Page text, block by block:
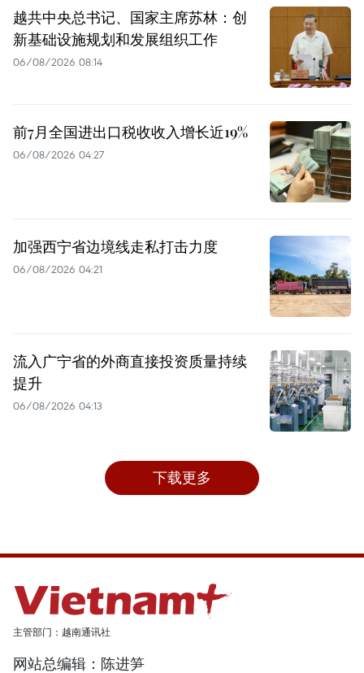
越共中央总书记、国家主席苏林：创
新基础设施规划和发展组织工作
06/08/2026 08:14
前7月全国进出口税收收入增长近19%
06/08/2026 04:27
加强西宁省边境线走私打击力度
06/08/2026 04:21
流入广宁省的外商直接投资质量持续
提升
06/08/2026 04:13
下载更多
主管部门：越南通讯社
网站总编辑：陈进笋